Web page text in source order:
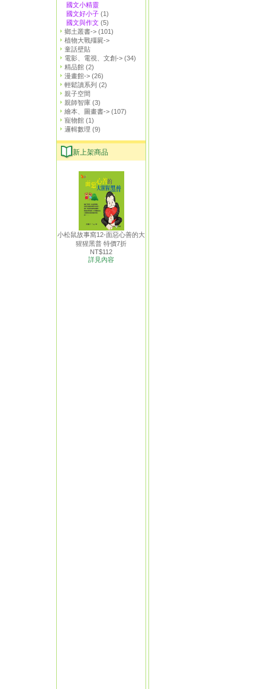
國文小精靈
國文好小子 (1)
國文與作文 (5)
鄉土叢書-> (101)
植物大戰殭屍->
童話壁貼
電影、電視、文創-> (34)
精品館 (2)
漫畫館-> (26)
輕鬆讀系列 (2)
親子空間
親師智庫 (3)
繪本、圖畫書-> (107)
寵物館 (1)
邏輯數理 (9)
新上架商品
小松鼠故事窩12-面惡心善的大
猩猩黑普 特價7折
NT$112
詳見內容